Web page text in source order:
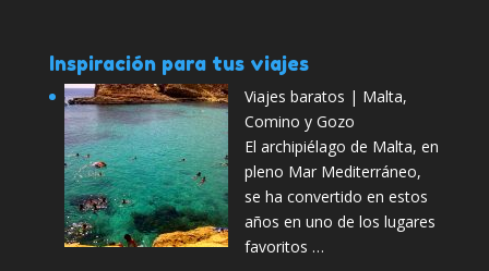
Inspiración para tus viajes
Viajes baratos | Malta,
Comino y Gozo
El archipiélago de Malta, en
pleno Mar Mediterráneo,
se ha convertido en estos
años en uno de los lugares
favoritos …